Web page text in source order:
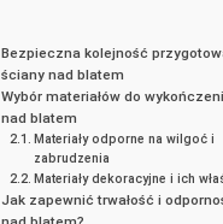
Bezpieczna kolejność
ściany nad blatem
Wybór materiałów do
nad blatem
Materiały odporne na wilgoć i
zabrudzenia
Materiały dekoracyjne i ich
Jak zapewnić trwałość i